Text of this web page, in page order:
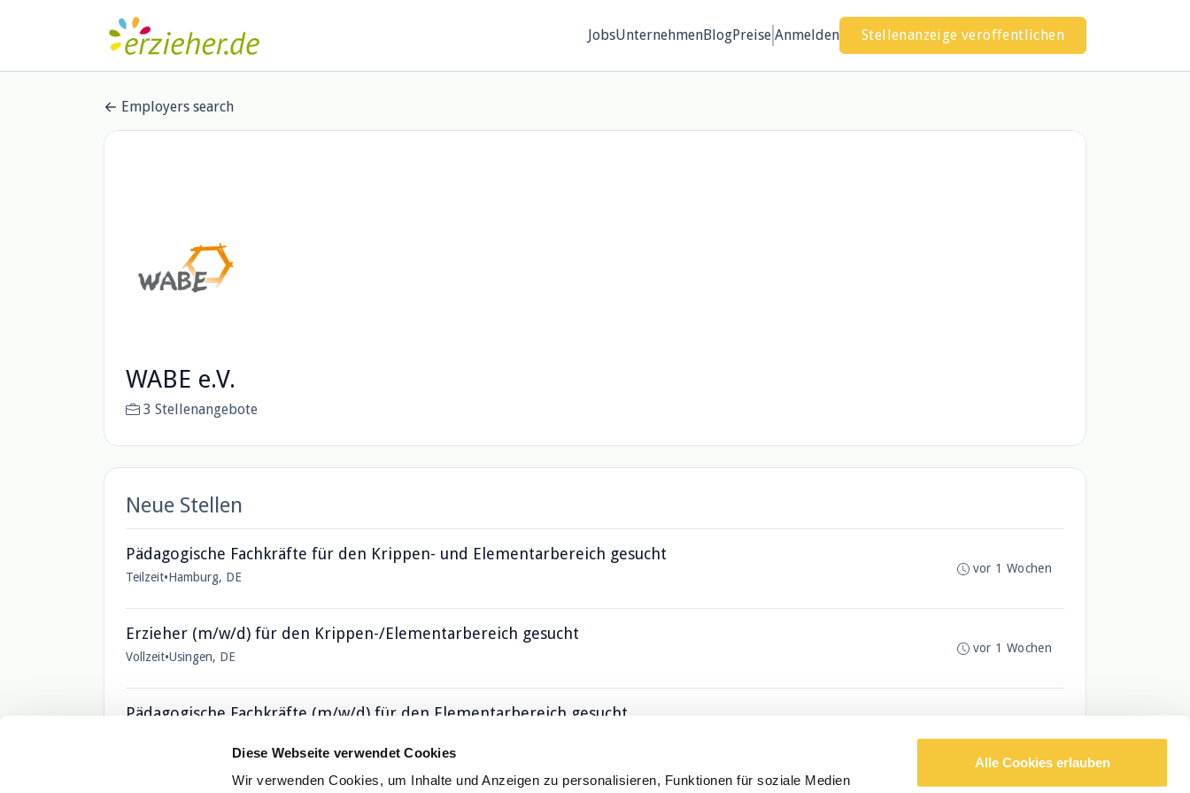
Diese Webseite verwendet Cookies
Wir verwenden Cookies, um Inhalte und Anzeigen zu personalisieren, Funktionen für soziale Medien
Alle Cookies erlauben
JobsUnternehmenBlogPreise Anmelden Stellenanzeige veröffentlichen
Employers search
WABE e.V.
3 Stellenangebote
Neue Stellen
Pädagogische Fachkräfte für den Krippen- und Elementarbereich gesucht
Teilzeit•Hamburg, DE
vor 1 Wochen
Erzieher (m/w/d) für den Krippen-/Elementarbereich gesucht
Vollzeit•Usingen, DE
vor 1 Wochen
Pädagogische Fachkräfte (m/w/d) für den Elementarbereich gesucht